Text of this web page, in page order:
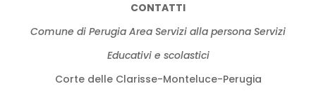
CONTATTI
Comune di Perugia Area Servizi alla persona Servizi
Educativi e scolastici
Corte delle Clarisse-Monteluce-Perugia